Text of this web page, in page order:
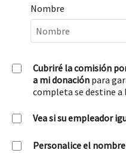
Nombre
Cubriré la comisión
a mi donación para
completa se destine a
Vea si su empleador
Personalice el